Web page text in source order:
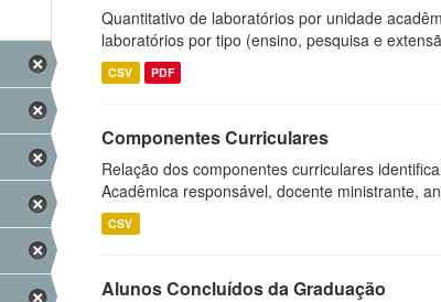
Quantitativo de laboratórios por unidade
laboratórios por tipo (ensino, pesquisa e
CSV PDF
Componentes Curriculares
Relação dos componentes curriculares
Acadêmica responsável, docente ministrante,
CSV
Alunos Concluídos da Graduação